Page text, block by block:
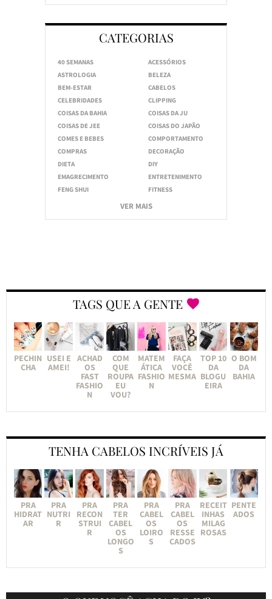
CATEGORIAS
40 SEMANAS
ACESSÓRIOS
ASTROLOGIA
BELEZA
BEM-ESTAR
CABELOS
CELEBRIDADES
CLIPPING
COISAS DA BAHIA
COISAS DA JU
COISAS DE JEE
COISAS DO JAPÃO
COMES E BEBES
COMPORTAMENTO
COMPRAS
DECORAÇÃO
DIETA
DIY
EMAGRECIMENTO
ENTRETENIMENTO
FENG SHUI
FITNESS
VER MAIS
TAGS QUE A GENTE
PECHIN
CHA
USEI E
AMEI!
ACHAD
OS
FAST
FASHIO
N
COM
QUE
ROUPA
EU
VOU?
MATEM
ÁTICA
FASHIO
N
FAÇA
VOCÊ
MESMA
TOP 10
DA
BLOGU
EIRA
O BOM
DA
BAHIA
TENHA CABELOS INCRÍVEIS JÁ
PRA
HIDRAT
AR
PRA
NUTRI
R
PRA
RECON
STRUI
R
PRA
TER
CABEL
OS
LONGO
S
PRA
CABEL
OS
LOIRO
S
PRA
CABEL
OS
RESSE
CADOS
RECEIT
INHAS
MILAG
ROSAS
PENTE
ADOS